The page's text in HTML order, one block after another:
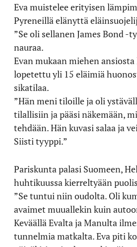
Eva muistelee erityisen
Pyreneillä elänyttä
”Se oli sellanen James Bond -
nauraa.
Evan mukaan miehen ansiosta
lopetettu yli 15 eläimiä
sikatilaa.
”Hän meni tiloille ja oli
tilallisiin ja pääsi näkemään,
tehdään. Hän kuvasi salaa ja
Siisti tyyppi.”
Pariskunta palasi Suomeen,
huhtikuussa kierreltyään
”Se tuntui niin oudolta. Oli
avaimet muuallekin kuin
Keväällä Evalta ja Manulta
tunnelmia matkalta. Eva piti